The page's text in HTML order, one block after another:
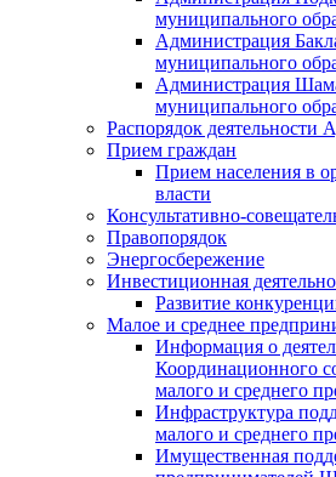
муниципального
Администрация
муниципального
Администрация
муниципального
Распорядок деятельности
Прием граждан
Прием населения в
власти
Консультативно-
Правопорядок
Энергосбережение
Инвестиционная
Развитие
Малое и среднее
Информация о
Координационного
малого и среднего
Инфраструктура
малого и среднего
Имущественная